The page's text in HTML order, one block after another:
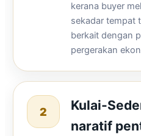
kerana buyer
sekadar tempat
berkait dengan
pergerakan
2
Kulai-
naratif